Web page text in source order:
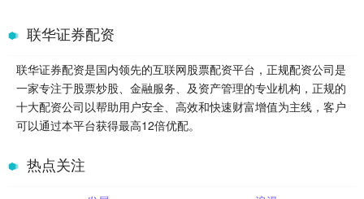
联华证券配资
联华证券配资是国内领先的互联网股票配资平台，正规配资公司是
一家专注于股票炒股、金融服务、及资产管理的专业机构，正规的
十大配资公司以帮助用户安全、高效和快速财富增值为主线，客户
可以通过本平台获得最高12倍优配。
热点关注